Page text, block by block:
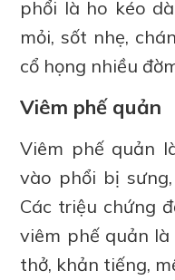
phổi là ho kéo
mỏi, sốt nhẹ,
cổ họng nhiều
Viêm phế quản
Viêm phế quản
vào phổi bị
Các triệu chứng
viêm phế quản
thở, khản tiếng,